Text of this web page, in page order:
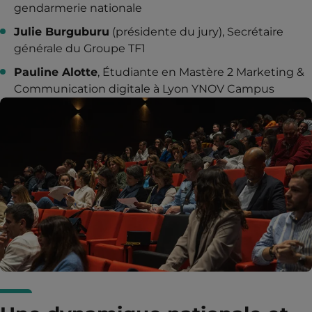
gendarmerie nationale
Julie Burguburu (présidente du jury), Secrétaire
générale du Groupe TF1
Pauline Alotte, Étudiante en Mastère 2 Marketing &
Communication digitale à Lyon YNOV Campus